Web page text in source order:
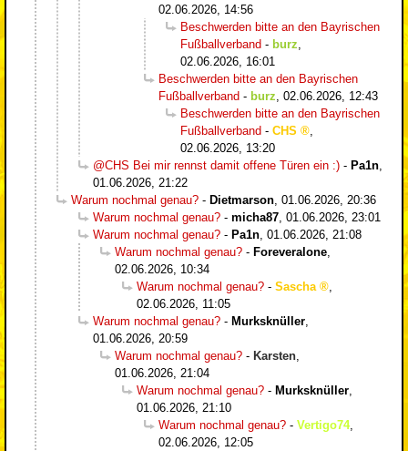
02.06.2026, 14:56
Beschwerden bitte an den Bayrischen
Fußballverband - burz
02.06.2026, 16:01
Beschwerden bitte an den Bayrischen
Fußballverband - burz 02.06.2026, 12:43
Beschwerden bitte an den Bayrischen
Fußballverband - CHS
02.06.2026, 13:20
@CHS Bei mir rennst damit offene Türen ein :) - Pa1n
01.06.2026, 21:22
Warum nochmal genau? - Dietmarson 01.06.2026, 20:36
Warum nochmal genau? - micha87 01.06.2026, 23:01
Warum nochmal genau? - Pa1n 01.06.2026, 21:08
Warum nochmal genau? - Foreveralone
02.06.2026, 10:34
Warum nochmal genau? - Sascha
02.06.2026, 11:05
Warum nochmal genau? - Murksknüller
01.06.2026, 20:59
Warum nochmal genau? - Karsten
01.06.2026, 21:04
Warum nochmal genau? - Murksknüller
01.06.2026, 21:10
Warum nochmal genau? - Vertigo74,
02.06.2026, 12:05